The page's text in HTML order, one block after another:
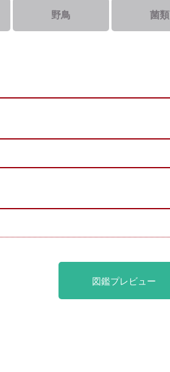
野鳥 菌類
図鑑プレビュー